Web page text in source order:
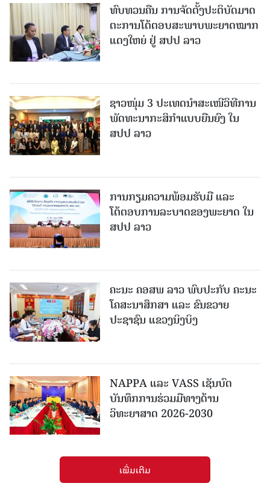
ທົບທວນຄືນ ການຈັດຕັ້ງປະຕິບັດມາດ
ຕະການໂຕ້ຕອບສະພາບພະຍາດໝາກ
ແດງໃຫຍ່ ຢູ່ ສປປ ລາວ
ຊາວໜຸ່ມ 3 ປະເທດນຳສະເໜີວິທີການ
ພັດທະນາກະສິກຳແບບຍືນຍົງ ໃນ
ສປປ ລາວ
ການກຽມຄວາມພ້ອມຮັບມື ແລະ
ໂຕ້ຕອບການລະບາດຂອງພະຍາດ ໃນ
ສປປ ລາວ
ຄະນະ ຄອສພ ລາວ ພົບປະກັບ ຄະນະ
ໂຄສະນາສຶກສາ ແລະ ຂົນຂວາຍ
ປະຊາຊົນ ແຂວງນິງບິງ
NAPPA ແລະ VASS ເຊັນບົດ
ບັນທຶກການຮ່ວມມືທາງດ້ານ
ວິທະຍາສາດ 2026-2030
ເພີ່ມເຕີມ